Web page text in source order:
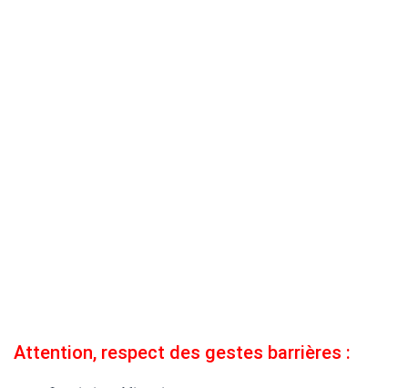
Attention, respect des gestes barrières :